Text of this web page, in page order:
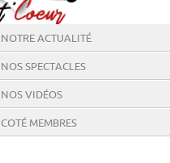
NOTRE ACTUALITÉ
NOS SPECTACLES
NOS VIDÉOS
COTÉ MEMBRES